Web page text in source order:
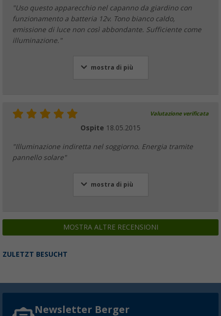
"Uso questo apparecchio nel capanno da giardino con
funzionamento a batteria 12v. Tono bianco caldo,
emissione di luce non così abbondante. Sufficiente come
illuminazione."
mostra di più
Valutazione verificata
Ospite 18.05.2015
"Illuminazione indiretta nel soggiorno. Energia tramite
pannello solare"
mostra di più
MOSTRA ALTRE RECENSIONI
ZULETZT BESUCHT
Newsletter Berger